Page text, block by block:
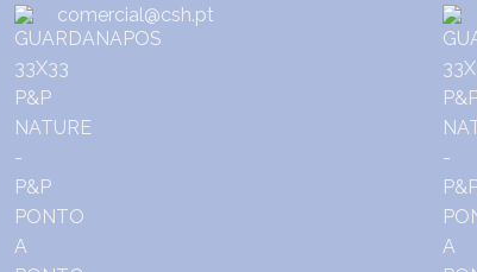
comercial@csh.pt